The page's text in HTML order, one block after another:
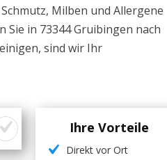
Milben und Allergene
in 73344 Gruibingen nach
sind wir Ihr
Ihre Vorteile
Direkt vor Ort